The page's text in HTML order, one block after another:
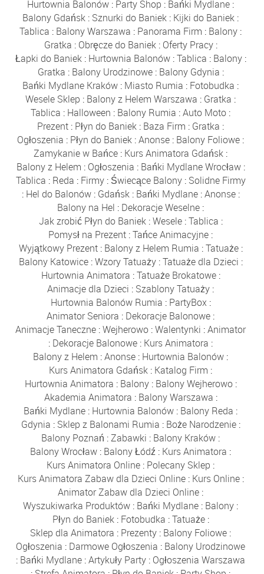
Hurtownia Balonów : Party Shop : Bańki Mydlane :
Balony Gdańsk : Sznurki do Baniek : Kijki do Baniek :
Tablica : Balony Warszawa : Panorama Firm : Balony :
Gratka : Obręcze do Baniek: Oferty Pracy:
Łapki do Baniek: Hurtownia Balonów:Tablica : Balony:
Gratka : Balony Urodzinowe: Balony Gdynia :
Bańki Mydlane Kraków : Miasto Rumia : Fotobudka :
Wesele Sklep : Balony z Helem Warszawa : Gratka :
Tablica : Halloween : Balony Rumia :Auto Moto :
Prezent : Płyn do Baniek : Baza Firm : Gratka :
Ogłoszenia : Płyn do Baniek :Anonse : Balony Foliowe :
Zamykanie w Bańce : Kurs Animatora Gdańsk :
Balony z Helem : Ogłoszenia : Bańki Mydlane Wrocław:
Tablica : Reda : Firmy: Świecące Balony: Solidne Firmy
: Hel do Balonów: Gdańsk: Bańki Mydlane:Anonse:
Balony na Hel : Dekoracje Weselne :
Jak zrobić Płyn do Baniek:Wesele:Tablica :
Pomysł na Prezent :Tańce Animacyjne :
Wyjątkowy Prezent: Balony z Helem Rumia :Tatuaże:
Balony Katowice:Wzory Tatuaży:Tatuaże dla Dzieci :
Hurtownia Animatora :Tatuaże Brokatowe:
Animacje dla Dzieci : Szablony Tatuaży :
Hurtownia Balonów Rumia : PartyBox:
Animator Seniora : Dekoracje Balonowe :
Animacje Taneczne :Wejherowo :Walentynki :Animator
: Dekoracje Balonowe : Kurs Animatora :
Balony z Helem :Anonse : Hurtownia Balonów :
Kurs Animatora Gdańsk : Katalog Firm :
Hurtownia Animatora : Balony: Balony Wejherowo:
Akademia Animatora : Balony Warszawa :
Bańki Mydlane : Hurtownia Balonów : Balony Reda :
Gdynia : Sklep z Balonami Rumia : Boże Narodzenie:
Balony Poznań :Zabawki : Balony Kraków :
Balony Wrocław : Balony Łódź : Kurs Animatora :
Kurs Animatora Online : Polecany Sklep :
Kurs Animatora Zabaw dla Dzieci Online: Kurs Online:
Animator Zabaw dla Dzieci Online :
Wyszukiwarka Produktów : Bańki Mydlane : Balony :
Płyn do Baniek: Fotobudka :Tatuaże:
Sklep dla Animatora : Prezenty : Balony Foliowe :
Ogłoszenia : Darmowe Ogłoszenia : Balony Urodzinowe
: Bańki Mydlane :Artykuły Party : Ogłoszenia Warszawa